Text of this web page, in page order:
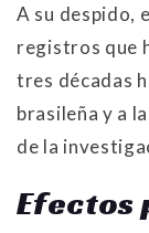
A su despido,
registros que
tres décadas
brasileña y a
de la
Efectos